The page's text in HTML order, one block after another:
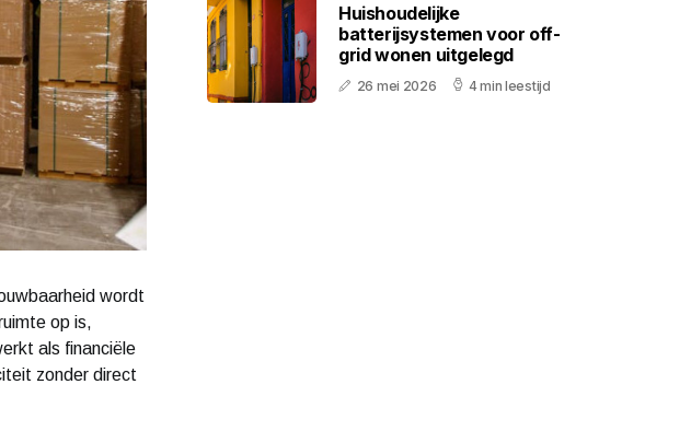
wordt
op is,
als financiële
zonder direct
Huishoudelijke
batterijsystemen voor off-
grid wonen uitgelegd
26 mei 2026 4 min leestijd